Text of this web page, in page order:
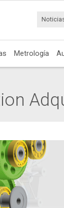
Metrología